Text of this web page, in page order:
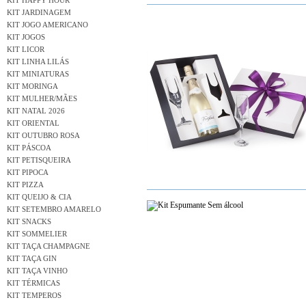
KIT JARDINAGEM
KIT JOGO AMERICANO
KIT JOGOS
KIT LICOR
KIT LINHA LILÁS
KIT MINIATURAS
KIT MORINGA
KIT MULHER/MÃES
KIT NATAL 2026
KIT ORIENTAL
KIT OUTUBRO ROSA
KIT PÁSCOA
KIT PETISQUEIRA
KIT PIPOCA
KIT PIZZA
KIT QUEIJO & CIA
KIT SETEMBRO AMARELO
KIT SNACKS
KIT SOMMELIER
KIT TAÇA CHAMPAGNE
KIT TAÇA GIN
KIT TAÇA VINHO
KIT TÉRMICAS
KIT TEMPEROS